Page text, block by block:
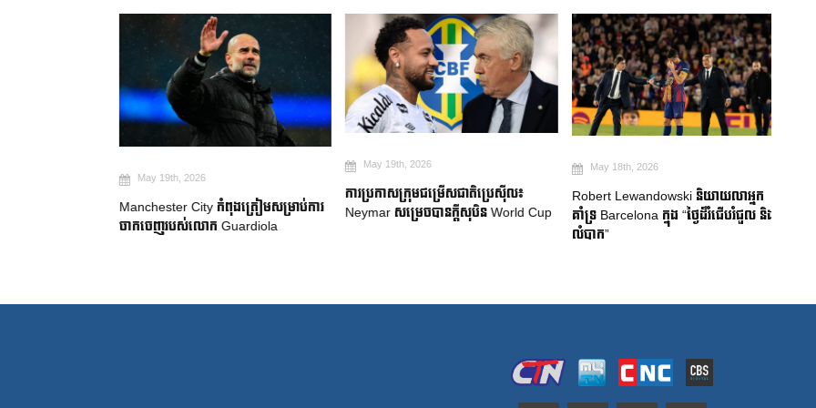
May 19th, 2026
Manchester City កំពុងត្រៀមសម្រាប់ការ
ចាកចេញរបស់លោក Guardiola
May 19th, 2026
ការប្រកាសក្រុមជម្រើសជាតិប្រេស៊ីល៖
Neymar សម្រេចបានក្តីសុបិន World Cup
May 18th, 2026
Robert Lewandowski និយាយលាអ្នក
គាំទ្រ Barcelona ក្នុង “ថ្ងៃដ៏រំជើបរំជួល និង
លំបាក”